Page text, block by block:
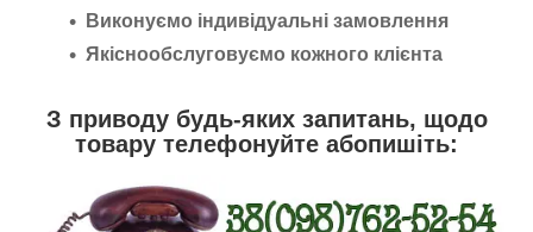
Виконуємо індивідуальні замовлення
Якіснообслуговуємо кожного клієнта
З приводу будь-яких запитань, щодо
товару телефонуйте абопишіть: